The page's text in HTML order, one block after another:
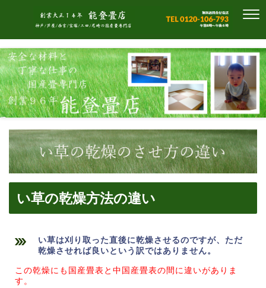
い草の乾燥方法の違い
い草は刈り取った直後に乾燥させるのですが、ただ
乾燥させれば良いという訳ではありません。
この乾燥にも国産畳表と中国産畳表の間に違いがありま
す。